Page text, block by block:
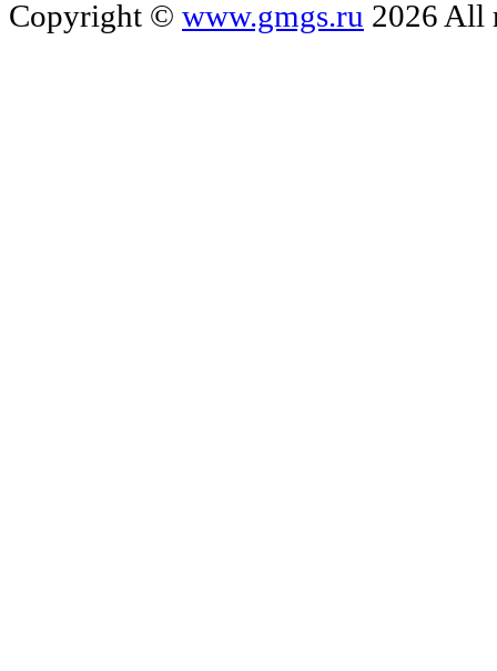
Copyright © www.gmgs.ru 2026 All